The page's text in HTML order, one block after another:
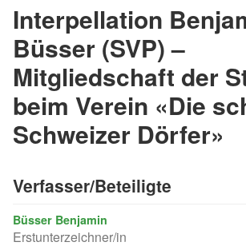
Interpellation
Büsser (SVP) –
Mitgliedschaft der
beim Verein «Die
Schweizer Dörfer»
Verfasser/Beteiligte
Büsser Benjamin
Erstunterzeichner/in